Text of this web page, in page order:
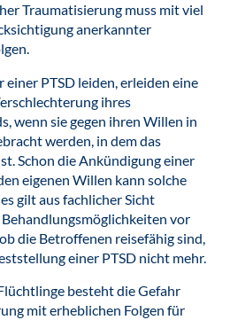
Traumatisierung muss mit viel
anerkannter
PTSD leiden, erleiden eine
ihres
wenn sie gegen ihren Willen in
werden, in dem das
Schon die Ankündigung einer
eigenen Willen kann solche
gilt aus fachlicher Sicht
vor
die Betroffenen reisefähig sind,
einer PTSD nicht mehr.
besteht die Gefahr
mit erheblichen Folgen für